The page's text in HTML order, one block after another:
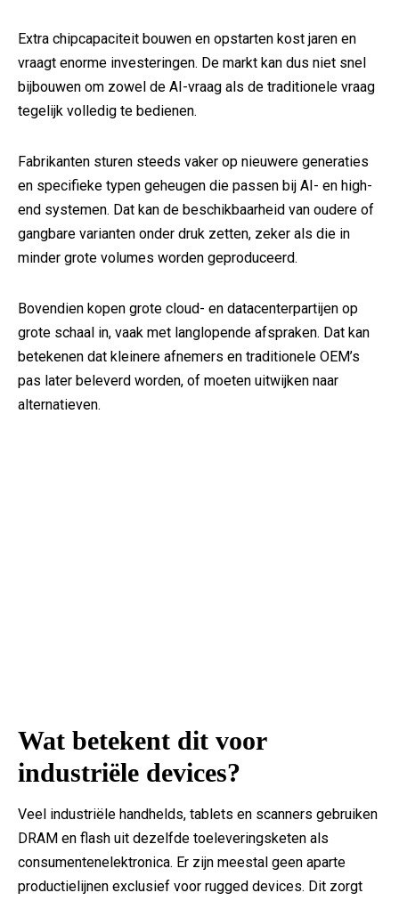
Extra chipcapaciteit bouwen en opstarten kost jaren en
vraagt enorme investeringen. De markt kan dus niet snel
bijbouwen om zowel de AI-vraag als de traditionele vraag
tegelijk volledig te bedienen.
Fabrikanten sturen steeds vaker op nieuwere generaties
en specifieke typen geheugen die passen bij AI- en high-
end systemen. Dat kan de beschikbaarheid van oudere of
gangbare varianten onder druk zetten, zeker als die in
minder grote volumes worden geproduceerd.
Bovendien kopen grote cloud- en datacenterpartijen op
grote schaal in, vaak met langlopende afspraken. Dat kan
betekenen dat kleinere afnemers en traditionele OEM’s
pas later beleverd worden, of moeten uitwijken naar
alternatieven.
Wat betekent dit voor
industriële devices?
Veel industriële handhelds, tablets en scanners gebruiken
DRAM en flash uit dezelfde toeleveringsketen als
consumentenelektronica. Er zijn meestal geen aparte
productielijnen exclusief voor rugged devices. Dit zorgt